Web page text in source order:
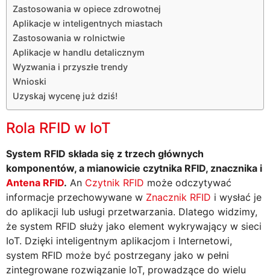
Zastosowania w opiece zdrowotnej
Aplikacje w inteligentnych miastach
Zastosowania w rolnictwie
Aplikacje w handlu detalicznym
Wyzwania i przyszłe trendy
Wnioski
Uzyskaj wycenę już dziś!
Rola RFID w IoT
System RFID składa się z trzech głównych
komponentów, a mianowicie czytnika RFID, znacznika i
Antena RFID. An Czytnik RFID może odczytywać
informacje przechowywane w Znacznik RFID i wysłać je
do aplikacji lub usługi przetwarzania. Dlatego widzimy,
że system RFID służy jako element wykrywający w sieci
IoT. Dzięki inteligentnym aplikacjom i Internetowi,
system RFID może być postrzegany jako w pełni
zintegrowane rozwiązanie IoT, prowadzące do wielu